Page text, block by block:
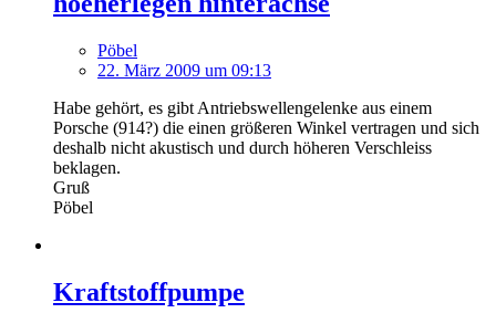
Pöbel
22. März 2009 um 09:13
Habe gehört, es gibt Antriebswellengelenke aus einem
Porsche (914?) die einen größeren Winkel vertragen und sich
deshalb nicht akustisch und durch höheren Verschleiss
beklagen.
Gruß
Pöbel
Kraftstoffpumpe